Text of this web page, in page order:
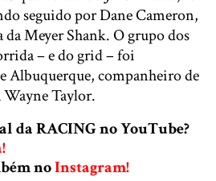
seguido por Dane Cameron,
Meyer Shank. O grupo dos
– e do grid – foi
Albuquerque, companheiro de
Taylor.
da RACING no YouTube?
noInstagram!